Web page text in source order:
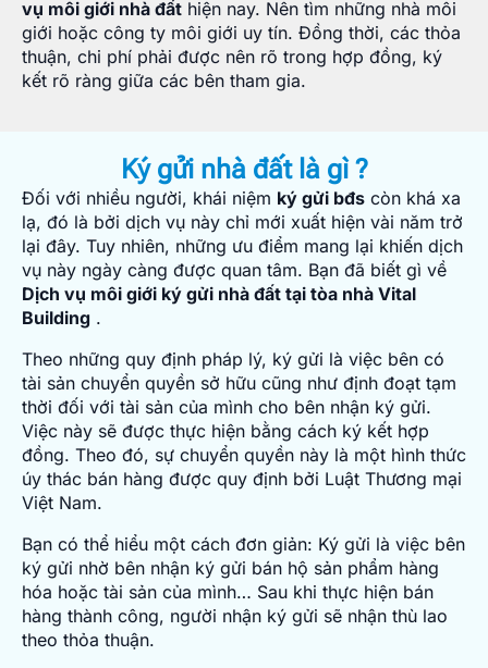
vụ môi giới nhà đất hiện nay. Nên tìm những nhà môi
giới hoặc công ty môi giới uy tín. Đồng thời, các thỏa
thuận, chi phí phải được nên rõ trong hợp đồng, ký
kết rõ ràng giữa các bên tham gia.
Ký gửi nhà đất là gì ?
Đối với nhiều người, khái niệm ký gửi bđs còn khá xa
lạ, đó là bởi dịch vụ này chỉ mới xuất hiện vài năm trở
lại đây. Tuy nhiên, những ưu điểm mang lại khiến dịch
vụ này ngày càng được quan tâm. Bạn đã biết gì về
Dịch vụ môi giới ký gửi nhà đất tại tòa nhà Vital
Building .
Theo những quy định pháp lý, ký gửi là việc bên có
tài sản chuyển quyền sở hữu cũng như định đoạt tạm
thời đối với tài sản của mình cho bên nhận ký gửi.
Việc này sẽ được thực hiện bằng cách ký kết hợp
đồng. Theo đó, sự chuyển quyền này là một hình thức
úy thác bán hàng được quy định bởi Luật Thương mại
Việt Nam.
Bạn có thể hiểu một cách đơn giản: Ký gửi là việc bên
ký gửi nhờ bên nhận ký gửi bán hộ sản phẩm hàng
hóa hoặc tài sản của mình… Sau khi thực hiện bán
hàng thành công, người nhận ký gửi sẽ nhận thù lao
theo thỏa thuận.